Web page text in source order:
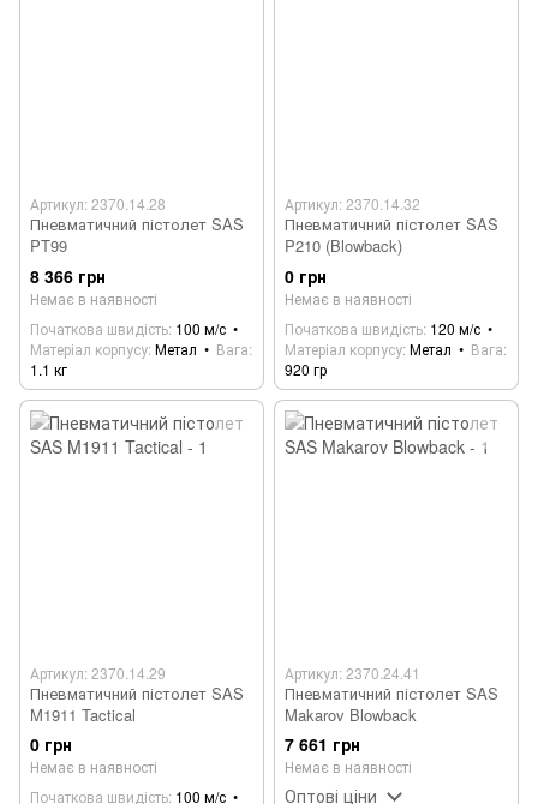
Артикул: 2370.14.28
Пневматичний пістолет SAS
PT99
8 366 грн
Немає в наявності
Початкова швидість 100 м/с
Матеріал корпусу Метал
Вага
1.1 кг
Артикул: 2370.14.32
Пневматичний пістолет SAS
P210 (Blowback)
0 грн
Немає в наявності
Початкова швидість 120 м/с
Матеріал корпусу Метал
Вага
920 гр
Артикул: 2370.14.29
Пневматичний пістолет SAS
M1911 Tactical
0 грн
Немає в наявності
Початкова швидість 100 м/с
Артикул: 2370.24.41
Пневматичний пістолет SAS
Makarov Blowback
7 661 грн
Немає в наявності
Оптові ціни